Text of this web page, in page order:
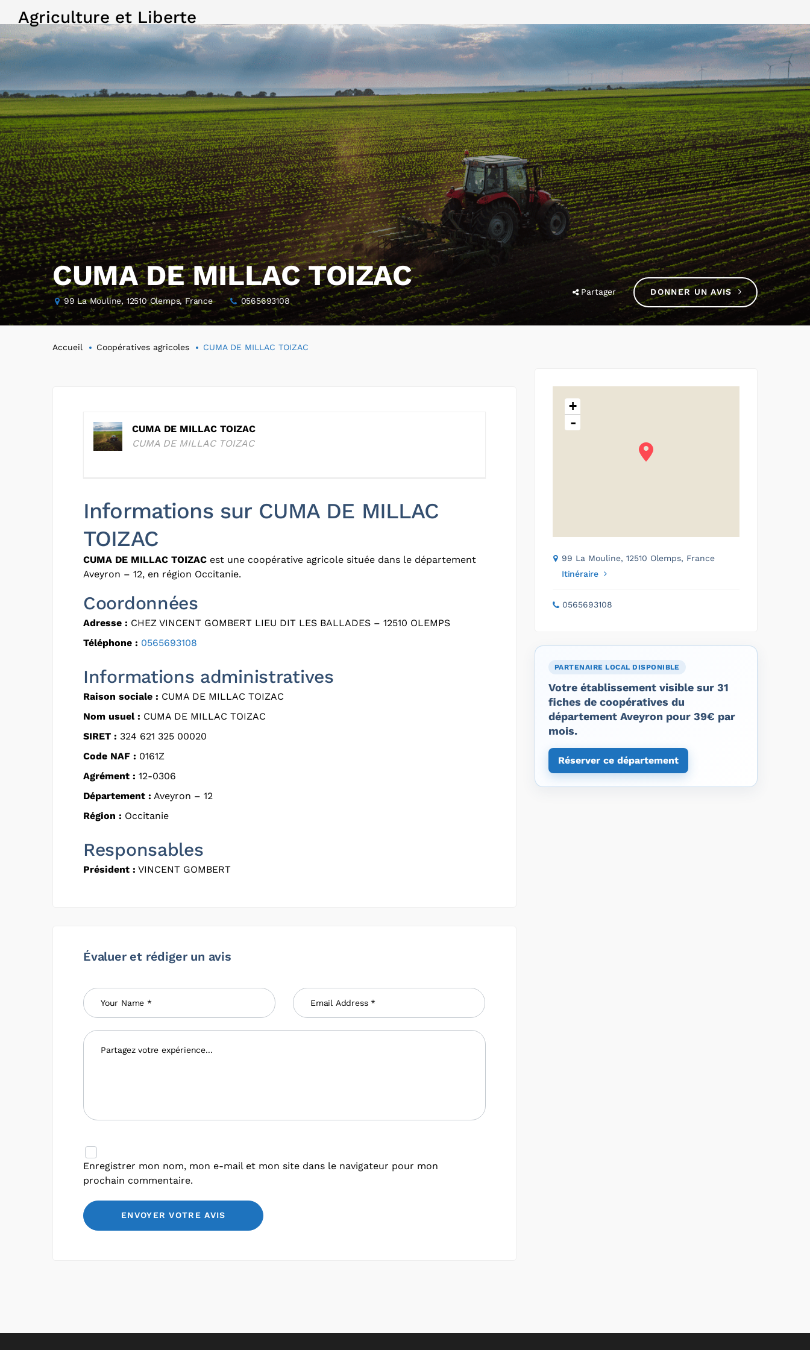
Agriculture et Liberte
CUMA DE MILLAC TOIZAC
99 La Mouline, 12510 Olemps, France 0565693108
Partager DONNER UN AVIS
Accueil Coopératives agricoles CUMA DE MILLAC TOIZAC
CUMA DE MILLAC TOIZAC
CUMA DE MILLAC TOIZAC
Informations sur CUMA DE MILLAC
TOIZAC
CUMA DE MILLAC TOIZAC est une coopérative agricole située dans le département
Aveyron – 12, en région Occitanie.
Coordonnées
Adresse : CHEZ VINCENT GOMBERT LIEU DIT LES BALLADES – 12510 OLEMPS
Téléphone : 0565693108
Informations administratives
Raison sociale : CUMA DE MILLAC TOIZAC
Nom usuel : CUMA DE MILLAC TOIZAC
SIRET : 324 621 325 00020
Code NAF : 0161Z
Agrément : 12-0306
Département : Aveyron – 12
Région : Occitanie
Responsables
Président : VINCENT GOMBERT
Évaluer et rédiger un avis
Enregistrer mon nom, mon e-mail et mon site dans le navigateur pour mon
prochain commentaire.
+
-
99 La Mouline, 12510 Olemps, France
Itinéraire
0565693108
PARTENAIRE LOCAL DISPONIBLE
Votre établissement visible sur 31
fiches de coopératives du
département Aveyron pour 39€ par
mois.
Réserver ce département